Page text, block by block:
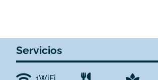
Servicios